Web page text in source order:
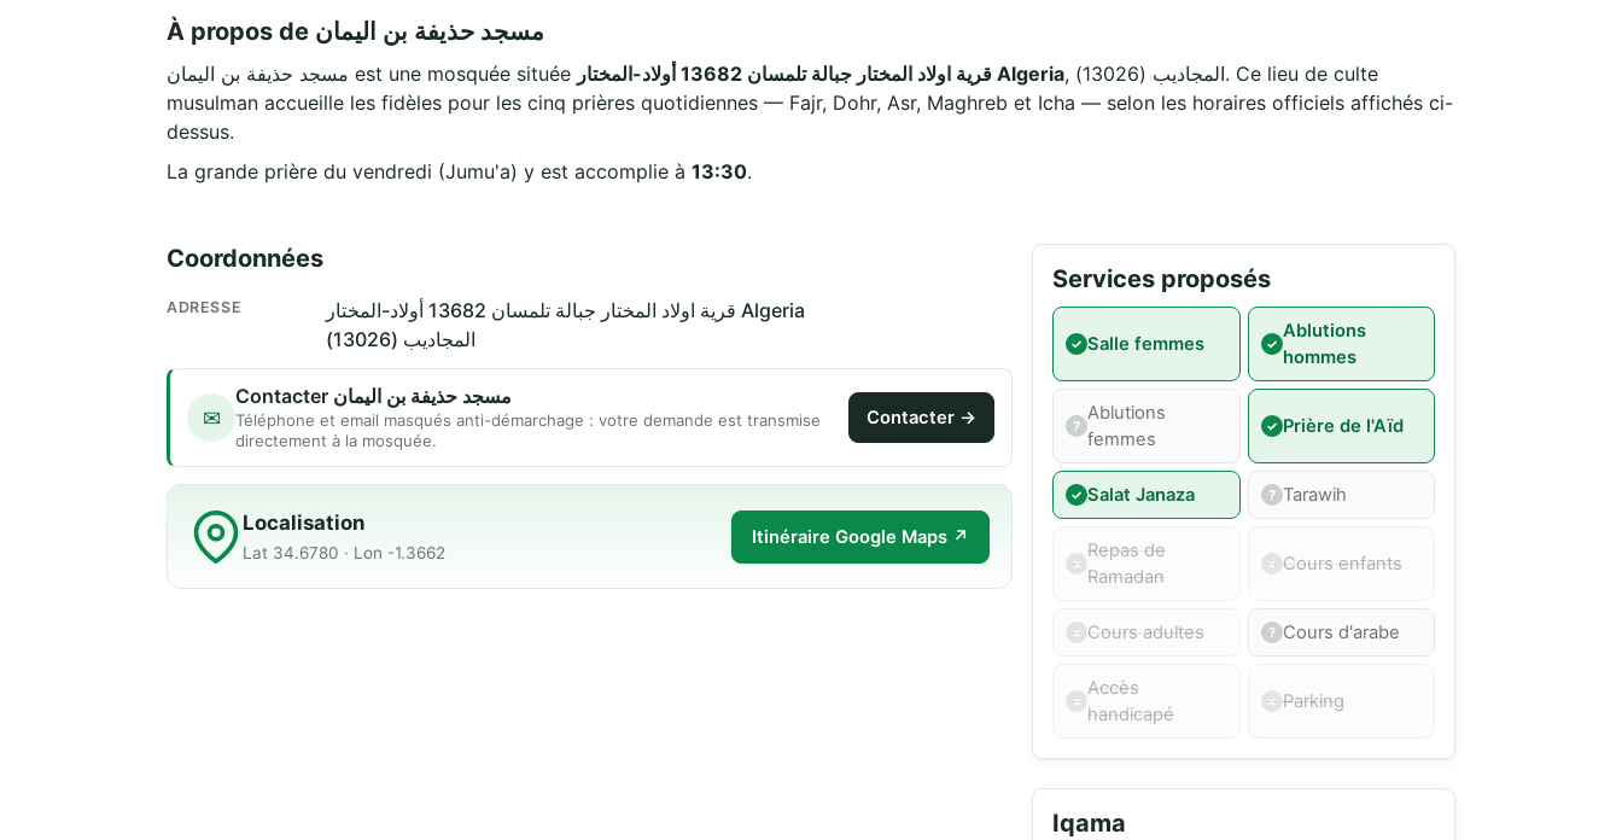
À propos de مسجد حذيفة بن اليمان
مسجد حذيفة بن اليمان est une mosquée située قرية اولاد المختار جبالة تلمسان 13682 أولاد-المختار Algeria, المجاديب (13026). Ce lieu de culte
musulman accueille les fidèles pour les cinq prières quotidiennes — Fajr, Dohr, Asr, Maghreb et Icha — selon les horaires officiels affichés ci-
dessus.
La grande prière du vendredi (Jumu'a) y est accomplie à 13:30.
Coordonnées
ADRESSE
قرية اولاد المختار جبالة تلمسان 13682 أولاد-المختار Algeria
المجاديب (13026)
✉
Contacter مسجد حذيفة بن اليمان
Téléphone et email masqués anti-démarchage : votre demande est transmise
directement à la mosquée.
Contacter →
Localisation
Lat 34.6780 · Lon -1.3662
Itinéraire Google Maps ↗
Services proposés
Salle femmes
Ablutions
hommes
Ablutions
femmes
Prière de l'Aïd
Salat Janaza Tarawih
Repas de
Ramadan
Cours enfants
Cours adultes Cours d'arabe
Accès
handicapé
Parking
Iqama